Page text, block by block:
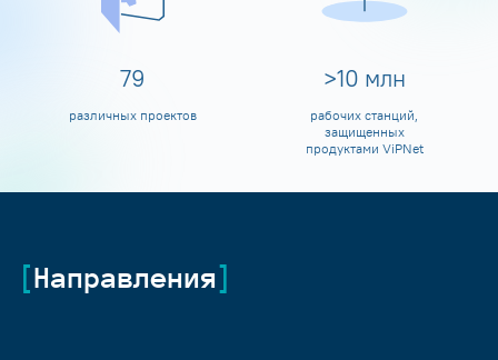
80
различных проектов
>10 млн
рабочих станций,
защищенных
продуктами ViPNet
Направления